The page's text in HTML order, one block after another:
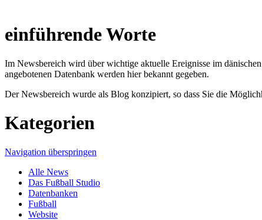
einführende Worte
Im Newsbereich wird über wichtige aktuelle Ereignisse im
angebotenen Datenbank werden hier bekannt gegeben.
Der Newsbereich wurde als Blog konzipiert, so dass Sie die
Kategorien
Navigation überspringen
Alle News
Das Fußball Studio
Datenbanken
Fußball
Website